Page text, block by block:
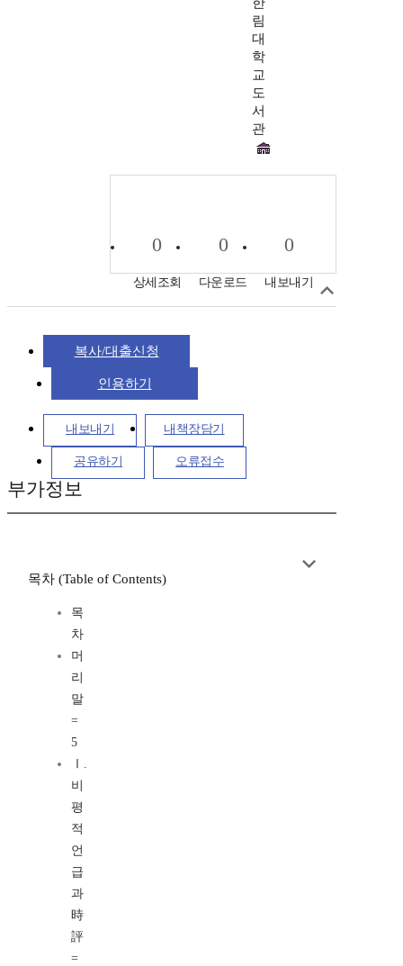
림
대
학
교
도
서
관
0
상세조회
0
다운로드
0
내보내기
복사/대출신청
인용하기
내보내기 내책장담기
공유하기 오류접수
부가정보
목차 (Table of Contents)
목
차
머
리
말
=
5
Ⅰ.
비
평
적
언
급
과
時
評
=